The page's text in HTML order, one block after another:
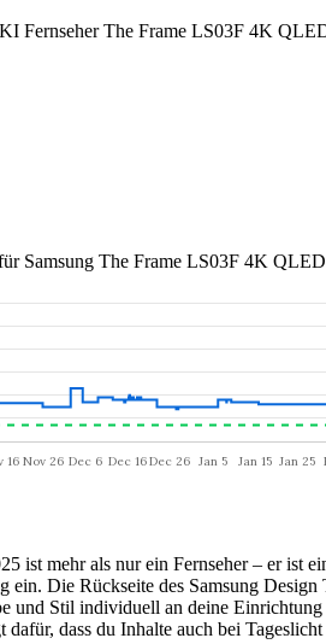
The Frame LS03F 4K
Samsung The Frame LS03F 4K
ist mehr als nur ein Fernseher – er
Die Rückseite des Samsung
und Stil individuell an deine
dass du Inhalte auch bei